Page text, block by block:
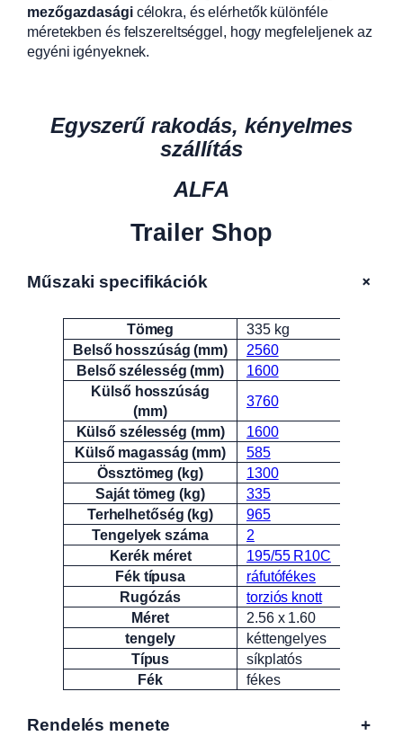
mezőgazdaságicélokra, és elérhetők különféle
méretekben és felszereltséggel, hogy megfeleljenek az
egyéni igényeknek.
Egyszerű rakodás, kényelmes
szállítás
ALFA
Trailer Shop
Műszaki specifikációk +
Attribútumok Érték
Tömeg
335 kg
Belső hosszúság (mm)
2560
Belső szélesség (mm)
1600
Külső hosszúság
(mm)
3760
Külső szélesség (mm)
1600
Külső magasság (mm)
585
Össztömeg (kg)
1300
Saját tömeg (kg)
335
Terhelhetőség (kg)
965
Tengelyek száma
2
Kerék méret
195/55 R10C
Fék típusa
ráfutófékes
Rugózás
torziós knott
Méret
2.56 x 1.60
tengely
kéttengelyes
Típus
síkplatós
Fék
fékes
Rendelés menete +